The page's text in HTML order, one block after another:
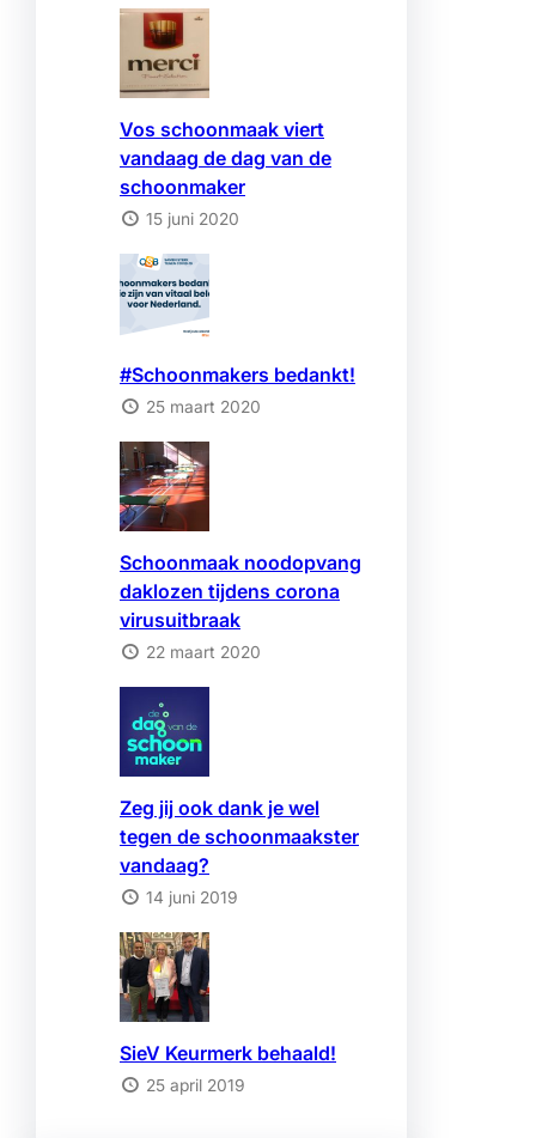
Vos schoonmaak viert
vandaag de dag van de
schoonmaker
15 juni 2020
#Schoonmakers bedankt!
25 maart 2020
Schoonmaak noodopvang
daklozen tijdens corona
virusuitbraak
22 maart 2020
Zeg jij ook dank je wel
tegen de schoonmaakster
vandaag?
14 juni 2019
SieV Keurmerk behaald!
25 april 2019